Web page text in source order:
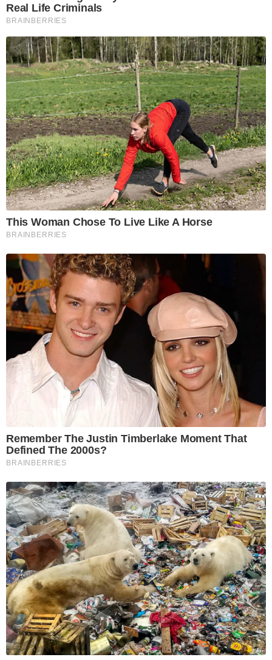
Real Life Criminals
BRAINBERRIES
This Woman Chose To Live Like A Horse
BRAINBERRIES
Remember The Justin Timberlake Moment That
Defined The 2000s?
BRAINBERRIES